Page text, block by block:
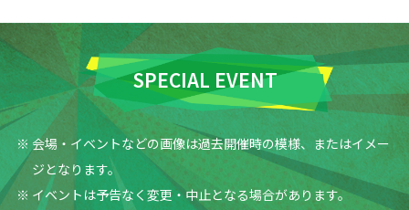
SPECIAL EVENT
会場・イベントなどの画像は過去開催時の模様、またはイメー
ジとなります。
イベントは予告なく変更・中止となる場合があります。